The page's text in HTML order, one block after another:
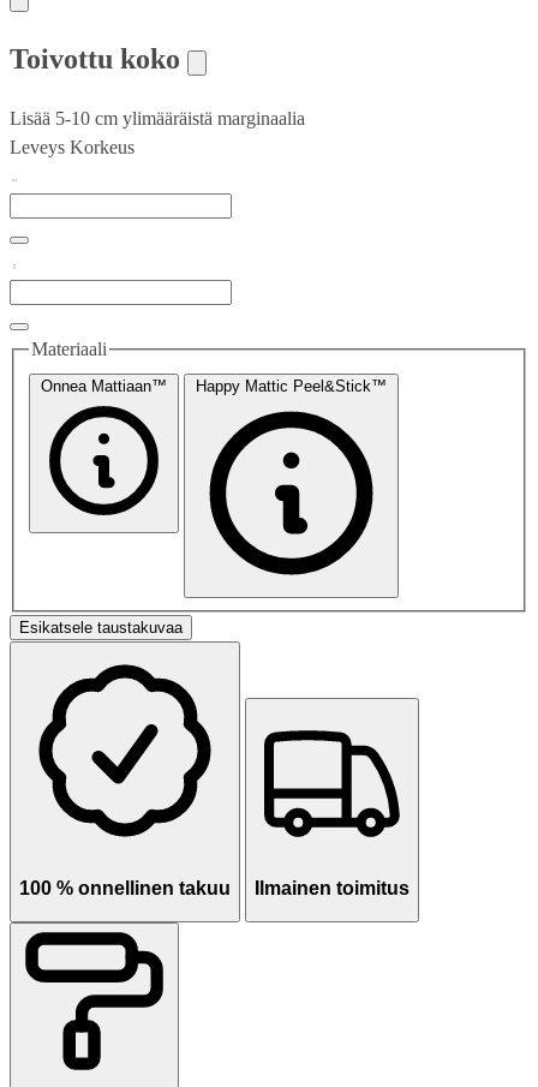
Toivottu koko
Lisää 5-10 cm ylimääräistä marginaalia
Leveys Korkeus
Materiaali
Onnea Mattiaan™ Happy Mattic Peel&Stick™
Esikatsele taustakuvaa
100 % onnellinen takuu Ilmainen toimitus